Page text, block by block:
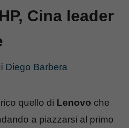
Cina leader
Diego Barbera
quello di Lenovo che
a piazzarsi al primo